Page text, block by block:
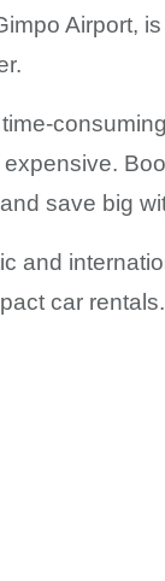
Airport,
save big
and
car